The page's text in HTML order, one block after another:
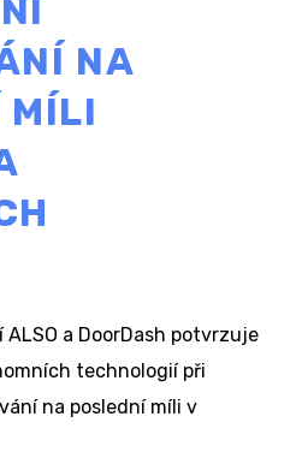
NA
MÍLI
a DoorDash potvrzuje
technologií při
na poslední míli v